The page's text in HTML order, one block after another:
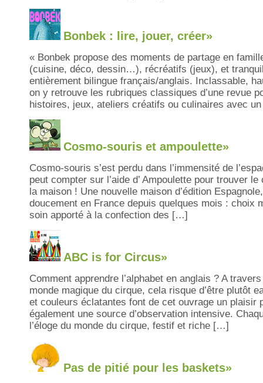
Bonbek : lire, jouer, créer»
« Bonbek propose des moments de partage en
(cuisine, déco, dessin…), récréatifs (jeux), et
entièrement bilingue français/anglais. Inclassable,
on y retrouve les rubriques classiques d’une revue
histoires, jeux, ateliers créatifs ou culinaires avec
Cosmo-souris et ampoulette»
Cosmo-souris s’est perdu dans l’immensité de
peut compter sur l’aide d’ Ampoulette pour trouver
la maison ! Une nouvelle maison d’édition
doucement en France depuis quelques mois : choix
soin apporté à la confection des […]
ABC is for Circus»
Comment apprendre l’alphabet en anglais ? A
monde magique du cirque, cela risque d’être plutôt
et couleurs éclatantes font de cet ouvrage un plaisir
également une source d’observation intensive.
l’éloge du monde du cirque, festif et riche […]
Pas de pitié pour les baskets»